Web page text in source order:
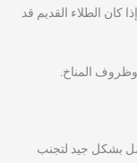
كان الطلاء القديم قد
بشكل جيد لتجنب